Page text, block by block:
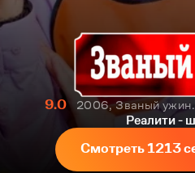
9.0
2006, Званый
Реалити -
Смотреть 1213